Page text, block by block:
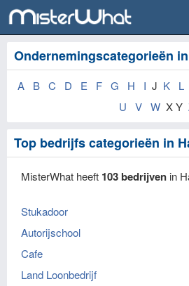
Ondernemingscategorieën
A B C D E F G H I J K L
U
V W X Y
Top bedrijfs categorieën in
MisterWhat heeft 103 bedrijven in
Stukadoor
Autorijschool
Cafe
Land Loonbedrijf